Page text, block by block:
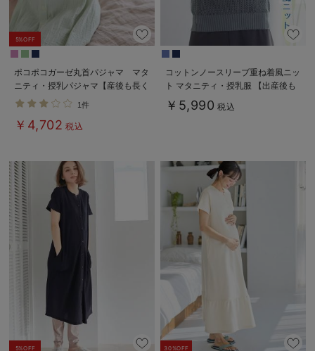
5%OFF
ポコポコガーゼ丸首パジャマ マタ
ニティ・授乳パジャマ【産後も長く
着れる】INUJIRUSHI（イヌジル
1件
￥4,702 税込
コットンノースリーブ重ね着風ニッ
ト マタニティ・授乳服 【出産後も
長く使える】
￥5,990 税込
5%OFF 30%OFF